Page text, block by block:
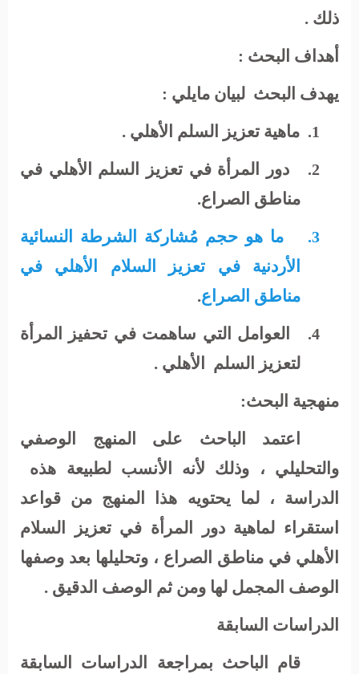
ذلك .
أهداف البحث :
يهدف البحث لبيان مايلي :
1. ماهية تعزيز السلم الأهلي .
2.
دور المرأة في تعزيز السلم الأهلي في
مناطق الصراع.
3.
ما هو حجم مُشاركة الشرطة النسائية
الأردنية في تعزيز السلام الأهلي في
مناطق الصراع.
4.
العوامل التي ساهمت في تحفيز المرأة
لتعزيز السلم
الأهلي .
منهجية البحث:
اعتمد الباحث على المنهج الوصفي
والتحليلي ، وذلك لأنه الأنسب لطبيعة هذه
الدراسة ، لما يحتويه هذا المنهج من قواعد
استقراء لماهية دور المرأة في تعزيز السلام
الأهلي في مناطق الصراع ، وتحليلها بعد وصفها
الوصف المجمل لها ومن ثم الوصف الدقيق .
الدراسات السابقة
قام الباحث بمراجعة الدراسات السابقة